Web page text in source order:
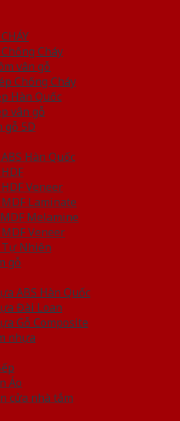
Cháy
vân gỗ
Chống Cháy
Hàn Quốc
vân gỗ
gỗ 5D
Hàn Quốc
Veneer
Laminate
Melamine
Veneer
Tự Nhiên
gỗ
ABS Hàn Quốc
Đài Loan
Gỗ Composite
nhựa
Áo
cửa nhà tắm